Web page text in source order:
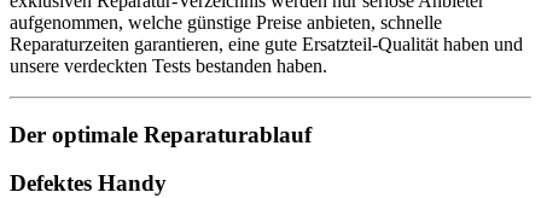
aufgenommen, welche günstige Preise anbieten, schnelle
Reparaturzeiten garantieren, eine gute Ersatzteil-Qualität haben und
unsere verdeckten Tests bestanden haben.
Der optimale Reparaturablauf
Defektes Handy